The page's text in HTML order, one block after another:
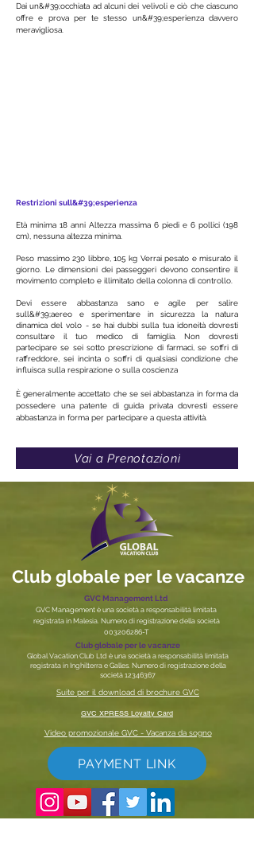
Dai un&#39;occhiata ad alcuni dei velivoli e ciò che ciascuno
offre e prova per te stesso un&#39;esperienza davvero
meravigliosa.
Restrizioni sull&#39;esperienza
Età minima 18 anni Altezza massima 6 piedi e 6 pollici (198
cm), nessuna altezza minima.
Peso massimo 230 libbre, 105 kg Verrai pesato e misurato il
giorno. Le dimensioni dei passeggeri devono consentire il
movimento completo e illimitato della colonna di controllo.
Devi essere abbastanza sano e agile per salire
sull&#39;aereo e sperimentare in sicurezza la natura
dinamica del volo - se hai dubbi sulla tua idoneità dovresti
consultare il tuo medico di famiglia. Non dovresti
partecipare se sei sotto prescrizione di farmaci, se soffri di
raffreddore, sei incinta o soffri di qualsiasi condizione che
influisca sulla respirazione o sulla coscienza
È generalmente accettato che se sei abbastanza in forma da
possedere una patente di guida privata dovresti essere
abbastanza in forma per partecipare a questa attività.
Vai a Prenotazioni
Club globale per le vacanze
GVC Management Ltd
GVC Management è una società a responsabilità limitata
registrata in Malesia. Numero di registrazione della società
003206286-T
Club globale per le vacanze
Global Vacation Club Ltd è una società a responsabilità limitata
registrata in Inghilterra e Galles. Numero di registrazione della
società 12346367
Suite per il download di brochure GVC
GVC XPRESS Loyalty Card
Video promozionale GVC - Vacanza da sogno
PAYMENT LINK